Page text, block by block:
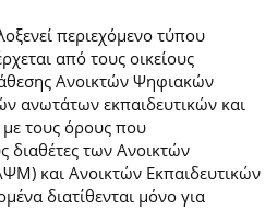
περιεχόμενο τύπου
από τους οικείους
Ανοικτών Ψηφιακών
ανωτάτων εκπαιδευτικών και
τους όρους που
διαθέτες των Ανοικτών
και Ανοικτών Εκπαιδευτικών
διατίθενται μόνο για